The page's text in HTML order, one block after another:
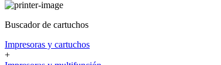
Buscador de cartuchos
Impresoras y cartuchos
+